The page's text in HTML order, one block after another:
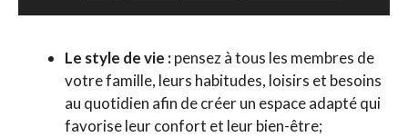
Le style de vie :pensez à tous les membres de
votre famille, leurs habitudes, loisirs et besoins
au quotidien afin de créer un espace adapté qui
favorise leur confort et leur bien-être;